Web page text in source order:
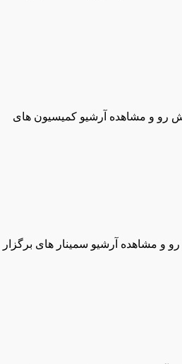
رو و مشاهده آرشیو کمیسیون های
و مشاهده آرشیو سمینار های برگزار